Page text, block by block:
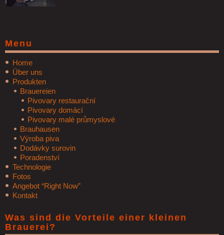
Menu
Home
Über uns
Produkten
Brauereien
Pivovary restaurační
Pivovary domácí
Pivovary malé průmyslové
Brauhausen
Výroba piva
Dodávky surovin
Poradenství
Technologie
Fotos
Angebot “Right Now”
Kontakt
Was sind die Vorteile einer kleinen
Brauerei?